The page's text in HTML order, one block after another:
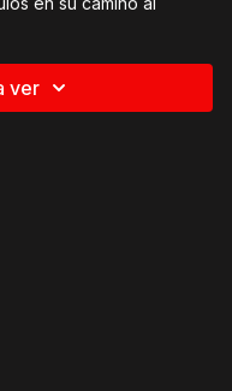
para mejorar su talento y
ver